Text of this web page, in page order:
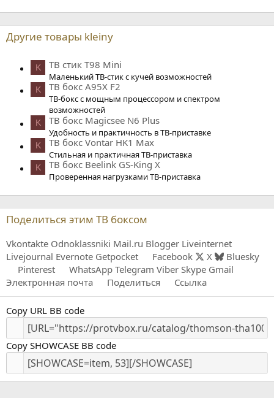
Другие товары kleiny
K ТВ стик T98 Mini
Маленький ТВ-стик с кучей возможностей
K ТВ бокс A95X F2
ТВ-бокс с мощным процессором и спектром
возможностей
K ТВ бокс Magicsee N6 Plus
Удобность и практичность в ТВ-приставке
K ТВ бокс Vontar HK1 Max
Стильная и практичная ТВ-приставка
K ТВ бокс Beelink GS-King X
Проверенная нагрузками ТВ-приставка
Поделиться этим ТВ боксом
Vkontakte Odnoklassniki Mail.ru Blogger Liveinternet
Livejournal Evernote Getpocket Facebook X
Bluesky
Pinterest
WhatsApp Telegram Viber Skype Gmail
Электронная почта
Поделиться Ссылка
Copy URL BB code
Copy SHOWCASE BB code